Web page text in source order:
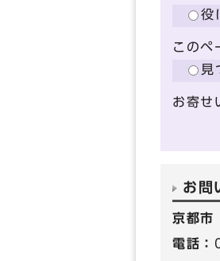
役
このペ
見
お寄せ
お問
京都
電話：